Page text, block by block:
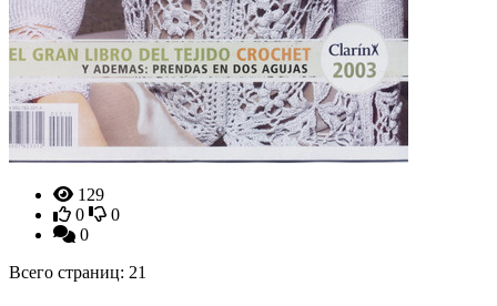
129
0
0
0
Всего страниц: 21